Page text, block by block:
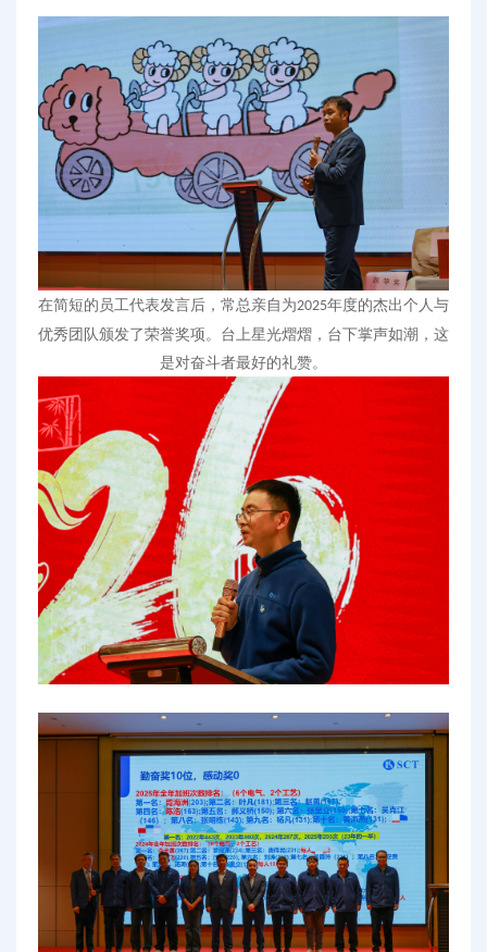
在简短的员工代表发言后 ， 常总亲自为2025年度的杰出个人与
优秀团队颁发了荣誉奖项。台上星光熠熠，台下掌声如潮，这
是对奋斗者最好的礼赞。